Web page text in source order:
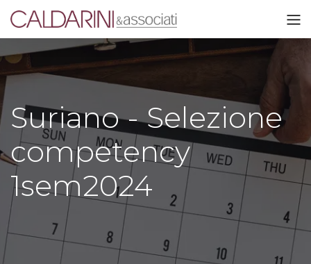
Suriano - Selezione
competency
1sem2024